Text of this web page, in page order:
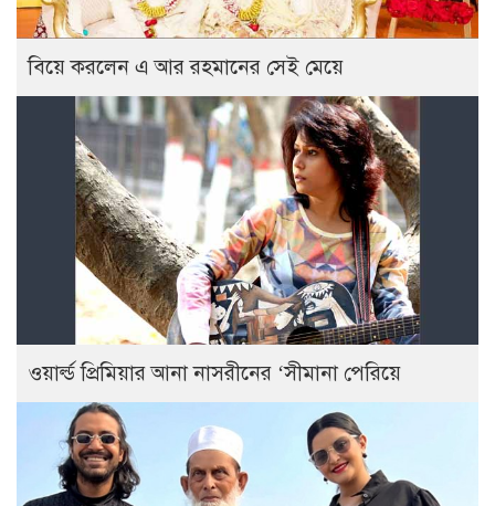
বিয়ে করলেন এ আর রহমানের সেই মেয়ে
ওয়ার্ল্ড প্রিমিয়ার আনা নাসরীনের ‘সীমানা পেরিয়ে